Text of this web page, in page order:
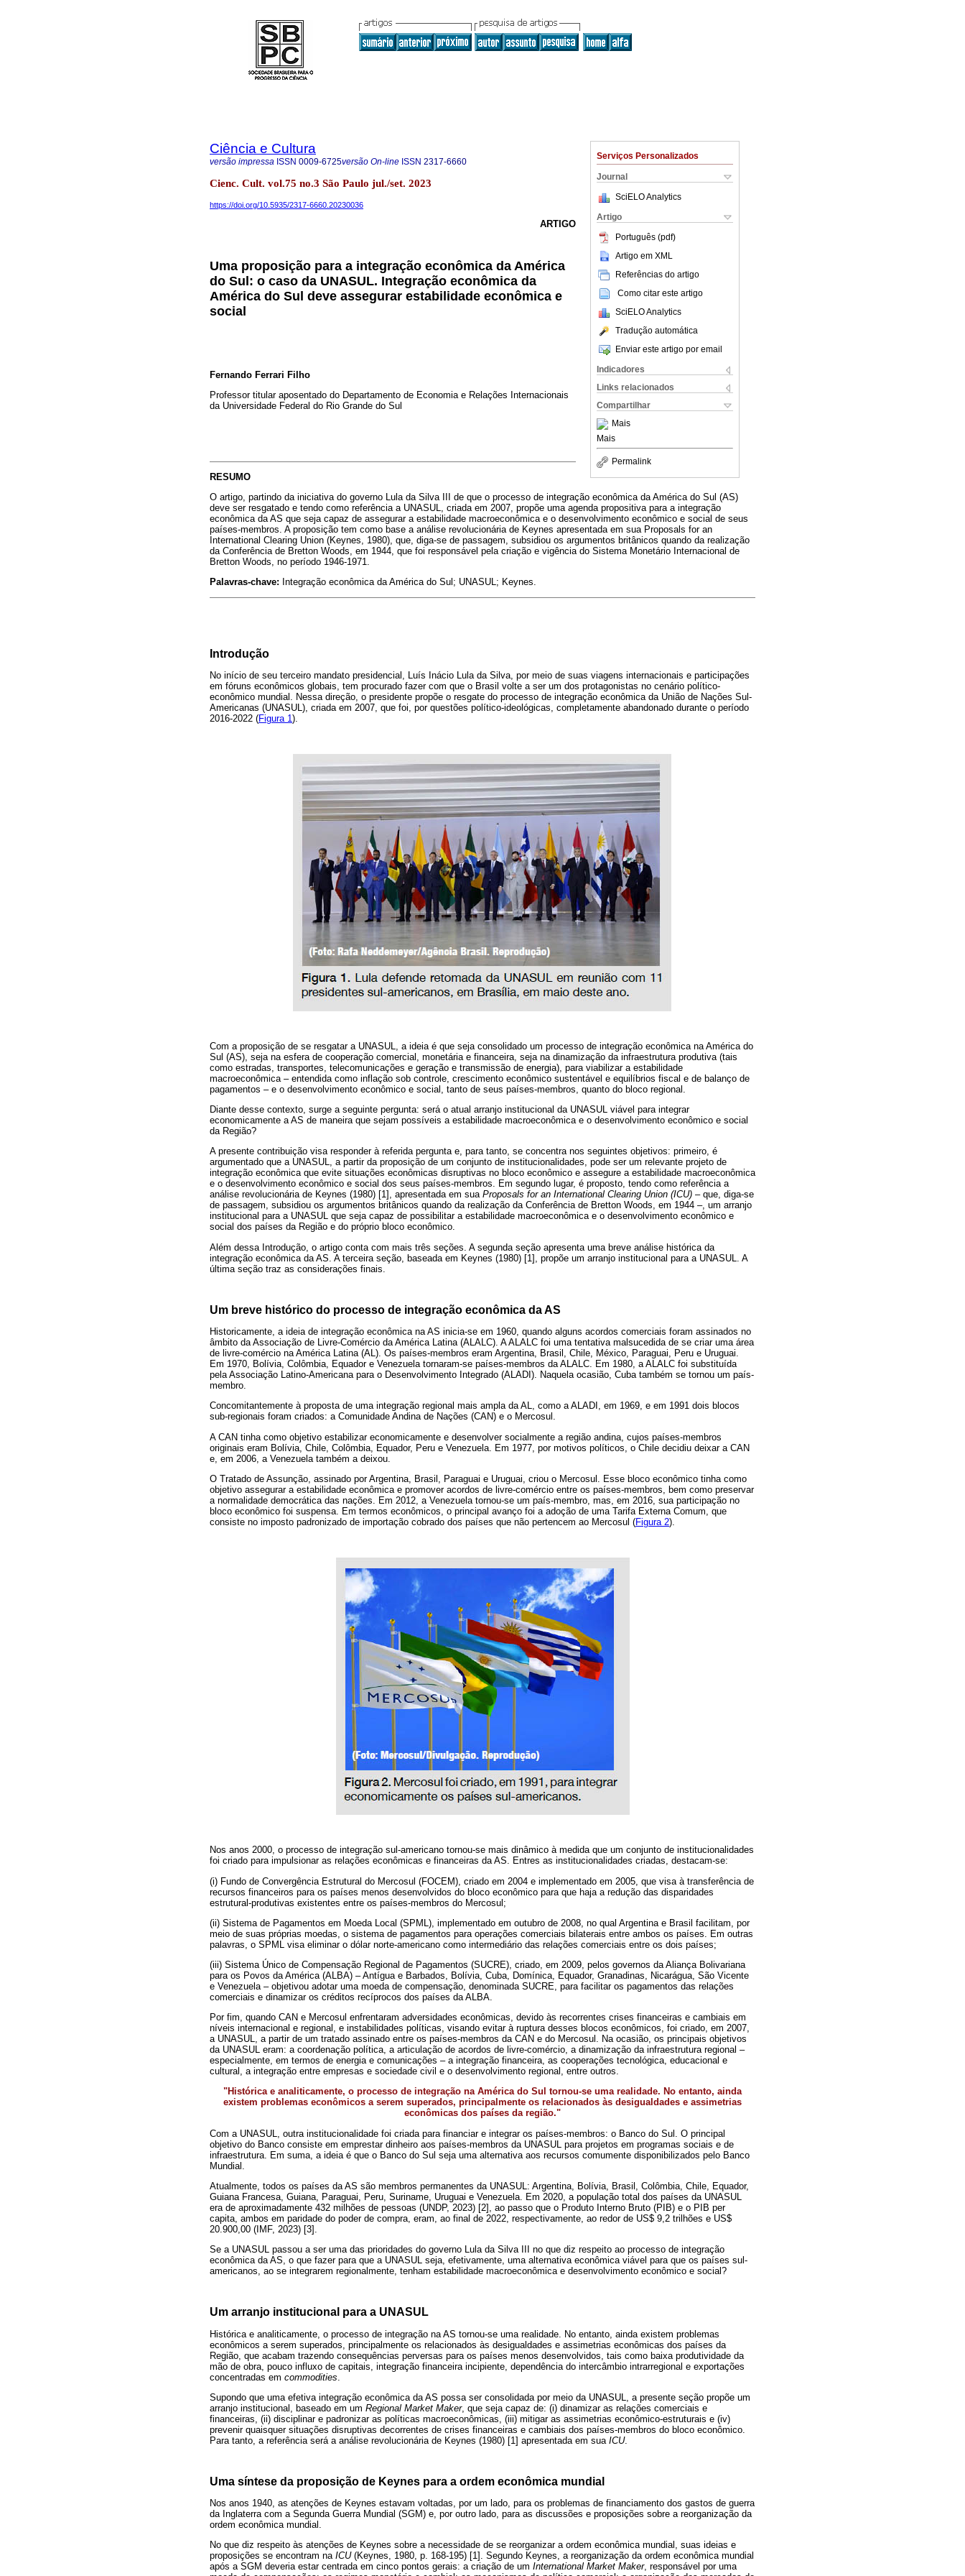
Serviços Personalizados
Journal
SciELO Analytics
Artigo
Português (pdf)
Artigo em XML
Referências do artigo
Como citar este artigo
SciELO Analytics
Tradução automática
Enviar este artigo por email
Indicadores
Links relacionados
Compartilhar
Mais
Mais
Permalink
Ciência e Cultura
versão impressa ISSN 0009-6725versão On-line ISSN 2317-6660
Cienc. Cult. vol.75 no.3 São Paulo jul./set. 2023
https://doi.org/10.5935/2317-6660.20230036
ARTIGO
Uma proposição para a integração econômica da América
do Sul: o caso da UNASUL. Integração econômica da
América do Sul deve assegurar estabilidade econômica e
social
Fernando Ferrari Filho
Professor titular aposentado do Departamento de Economia e Relações Internacionais
da Universidade Federal do Rio Grande do Sul
RESUMO
O artigo, partindo da iniciativa do governo Lula da Silva III de que o processo de integração econômica da América do Sul (AS)
deve ser resgatado e tendo como referência a UNASUL, criada em 2007, propõe uma agenda propositiva para a integração
econômica da AS que seja capaz de assegurar a estabilidade macroeconômica e o desenvolvimento econômico e social de seus
países-membros. A proposição tem como base a análise revolucionária de Keynes apresentada em sua Proposals for an
International Clearing Union (Keynes, 1980), que, diga-se de passagem, subsidiou os argumentos britânicos quando da realização
da Conferência de Bretton Woods, em 1944, que foi responsável pela criação e vigência do Sistema Monetário Internacional de
Bretton Woods, no período 1946-1971.
Palavras-chave: Integração econômica da América do Sul; UNASUL; Keynes.
Introdução
No início de seu terceiro mandato presidencial, Luís Inácio Lula da Silva, por meio de suas viagens internacionais e participações
em fóruns econômicos globais, tem procurado fazer com que o Brasil volte a ser um dos protagonistas no cenário político-
econômico mundial. Nessa direção, o presidente propõe o resgate do processo de integração econômica da União de Nações Sul-
Americanas (UNASUL), criada em 2007, que foi, por questões político-ideológicas, completamente abandonado durante o período
2016-2022 (Figura 1).
Com a proposição de se resgatar a UNASUL, a ideia é que seja consolidado um processo de integração econômica na América do
Sul (AS), seja na esfera de cooperação comercial, monetária e financeira, seja na dinamização da infraestrutura produtiva (tais
como estradas, transportes, telecomunicações e geração e transmissão de energia), para viabilizar a estabilidade
macroeconômica – entendida como inflação sob controle, crescimento econômico sustentável e equilíbrios fiscal e de balanço de
pagamentos – e o desenvolvimento econômico e social, tanto de seus países-membros, quanto do bloco regional.
Diante desse contexto, surge a seguinte pergunta: será o atual arranjo institucional da UNASUL viável para integrar
economicamente a AS de maneira que sejam possíveis a estabilidade macroeconômica e o desenvolvimento econômico e social
da Região?
A presente contribuição visa responder à referida pergunta e, para tanto, se concentra nos seguintes objetivos: primeiro, é
argumentado que a UNASUL, a partir da proposição de um conjunto de institucionalidades, pode ser um relevante projeto de
integração econômica que evite situações econômicas disruptivas no bloco econômico e assegure a estabilidade macroeconômica
e o desenvolvimento econômico e social dos seus países-membros. Em segundo lugar, é proposto, tendo como referência a
análise revolucionária de Keynes (1980) [1], apresentada em sua Proposals for an International Clearing Union (ICU) – que, diga-se
de passagem, subsidiou os argumentos britânicos quando da realização da Conferência de Bretton Woods, em 1944 –, um arranjo
institucional para a UNASUL que seja capaz de possibilitar a estabilidade macroeconômica e o desenvolvimento econômico e
social dos países da Região e do próprio bloco econômico.
Além dessa Introdução, o artigo conta com mais três seções. A segunda seção apresenta uma breve análise histórica da
integração econômica da AS. A terceira seção, baseada em Keynes (1980) [1], propõe um arranjo institucional para a UNASUL. A
última seção traz as considerações finais.
Um breve histórico do processo de integração econômica da AS
Historicamente, a ideia de integração econômica na AS inicia-se em 1960, quando alguns acordos comerciais foram assinados no
âmbito da Associação de Livre-Comércio da América Latina (ALALC). A ALALC foi uma tentativa malsucedida de se criar uma área
de livre-comércio na América Latina (AL). Os países-membros eram Argentina, Brasil, Chile, México, Paraguai, Peru e Uruguai.
Em 1970, Bolívia, Colômbia, Equador e Venezuela tornaram-se países-membros da ALALC. Em 1980, a ALALC foi substituída
pela Associação Latino-Americana para o Desenvolvimento Integrado (ALADI). Naquela ocasião, Cuba também se tornou um país-
membro.
Concomitantemente à proposta de uma integração regional mais ampla da AL, como a ALADI, em 1969, e em 1991 dois blocos
sub-regionais foram criados: a Comunidade Andina de Nações (CAN) e o Mercosul.
A CAN tinha como objetivo estabilizar economicamente e desenvolver socialmente a região andina, cujos países-membros
originais eram Bolívia, Chile, Colômbia, Equador, Peru e Venezuela. Em 1977, por motivos políticos, o Chile decidiu deixar a CAN
e, em 2006, a Venezuela também a deixou.
O Tratado de Assunção, assinado por Argentina, Brasil, Paraguai e Uruguai, criou o Mercosul. Esse bloco econômico tinha como
objetivo assegurar a estabilidade econômica e promover acordos de livre-comércio entre os países-membros, bem como preservar
a normalidade democrática das nações. Em 2012, a Venezuela tornou-se um país-membro, mas, em 2016, sua participação no
bloco econômico foi suspensa. Em termos econômicos, o principal avanço foi a adoção de uma Tarifa Externa Comum, que
consiste no imposto padronizado de importação cobrado dos países que não pertencem ao Mercosul (Figura 2).
Nos anos 2000, o processo de integração sul-americano tornou-se mais dinâmico à medida que um conjunto de institucionalidades
foi criado para impulsionar as relações econômicas e financeiras da AS. Entres as institucionalidades criadas, destacam-se:
(i) Fundo de Convergência Estrutural do Mercosul (FOCEM), criado em 2004 e implementado em 2005, que visa à transferência de
recursos financeiros para os países menos desenvolvidos do bloco econômico para que haja a redução das disparidades
estrutural-produtivas existentes entre os países-membros do Mercosul;
(ii) Sistema de Pagamentos em Moeda Local (SPML), implementado em outubro de 2008, no qual Argentina e Brasil facilitam, por
meio de suas próprias moedas, o sistema de pagamentos para operações comerciais bilaterais entre ambos os países. Em outras
palavras, o SPML visa eliminar o dólar norte-americano como intermediário das relações comerciais entre os dois países;
(iii) Sistema Único de Compensação Regional de Pagamentos (SUCRE), criado, em 2009, pelos governos da Aliança Bolivariana
para os Povos da América (ALBA) – Antígua e Barbados, Bolívia, Cuba, Domínica, Equador, Granadinas, Nicarágua, São Vicente
e Venezuela – objetivou adotar uma moeda de compensação, denominada SUCRE, para facilitar os pagamentos das relações
comerciais e dinamizar os créditos recíprocos dos países da ALBA.
Por fim, quando CAN e Mercosul enfrentaram adversidades econômicas, devido às recorrentes crises financeiras e cambiais em
níveis internacional e regional, e instabilidades políticas, visando evitar à ruptura desses blocos econômicos, foi criado, em 2007,
a UNASUL, a partir de um tratado assinado entre os países-membros da CAN e do Mercosul. Na ocasião, os principais objetivos
da UNASUL eram: a coordenação política, a articulação de acordos de livre-comércio, a dinamização da infraestrutura regional –
especialmente, em termos de energia e comunicações – a integração financeira, as cooperações tecnológica, educacional e
cultural, a integração entre empresas e sociedade civil e o desenvolvimento regional, entre outros.
"Histórica e analiticamente, o processo de integração na América do Sul tornou-se uma realidade. No entanto, ainda
existem problemas econômicos a serem superados, principalmente os relacionados às desigualdades e assimetrias
econômicas dos países da região."
Com a UNASUL, outra institucionalidade foi criada para financiar e integrar os países-membros: o Banco do Sul. O principal
objetivo do Banco consiste em emprestar dinheiro aos países-membros da UNASUL para projetos em programas sociais e de
infraestrutura. Em suma, a ideia é que o Banco do Sul seja uma alternativa aos recursos comumente disponibilizados pelo Banco
Mundial.
Atualmente, todos os países da AS são membros permanentes da UNASUL: Argentina, Bolívia, Brasil, Colômbia, Chile, Equador,
Guiana Francesa, Guiana, Paraguai, Peru, Suriname, Uruguai e Venezuela. Em 2020, a população total dos países da UNASUL
era de aproximadamente 432 milhões de pessoas (UNDP, 2023) [2], ao passo que o Produto Interno Bruto (PIB) e o PIB per
capita, ambos em paridade do poder de compra, eram, ao final de 2022, respectivamente, ao redor de US$ 9,2 trilhões e US$
20.900,00 (IMF, 2023) [3].
Se a UNASUL passou a ser uma das prioridades do governo Lula da Silva III no que diz respeito ao processo de integração
econômica da AS, o que fazer para que a UNASUL seja, efetivamente, uma alternativa econômica viável para que os países sul-
americanos, ao se integrarem regionalmente, tenham estabilidade macroeconômica e desenvolvimento econômico e social?
Um arranjo institucional para a UNASUL
Histórica e analiticamente, o processo de integração na AS tornou-se uma realidade. No entanto, ainda existem problemas
econômicos a serem superados, principalmente os relacionados às desigualdades e assimetrias econômicas dos países da
Região, que acabam trazendo consequências perversas para os países menos desenvolvidos, tais como baixa produtividade da
mão de obra, pouco influxo de capitais, integração financeira incipiente, dependência do intercâmbio intrarregional e exportações
concentradas em commodities
Supondo que uma efetiva integração econômica da AS possa ser consolidada por meio da UNASUL, a presente seção propõe um
arranjo institucional, baseado em um Regional Market Maker, que seja capaz de: (i) dinamizar as relações comerciais e
financeiras, (ii) disciplinar e padronizar as políticas macroeconômicas, (iii) mitigar as assimetrias econômico-estruturais e (iv)
prevenir quaisquer situações disruptivas decorrentes de crises financeiras e cambiais dos países-membros do bloco econômico.
Para tanto, a referência será a análise revolucionária de Keynes (1980) [1] apresentada em sua ICU.
Uma síntese da proposição de Keynes para a ordem econômica mundial
Nos anos 1940, as atenções de Keynes estavam voltadas, por um lado, para os problemas de financiamento dos gastos de guerra
da Inglaterra com a Segunda Guerra Mundial (SGM) e, por outro lado, para as discussões e proposições sobre a reorganização da
ordem econômica mundial.
No que diz respeito às atenções de Keynes sobre a necessidade de se reorganizar a ordem econômica mundial, suas ideias e
proposições se encontram na ICU(Keynes, 1980, p. 168-195) [1]. Segundo Keynes, a reorganização da ordem econômica mundial
após a SGM deveria estar centrada em cinco pontos gerais: a criação de um International Market Maker, responsável por uma